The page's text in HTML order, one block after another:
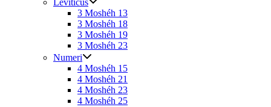
Leviticus
3 Moshéh 13
3 Moshéh 18
3 Moshéh 19
3 Moshéh 23
Numeri
4 Moshéh 15
4 Moshéh 21
4 Moshéh 23
4 Moshéh 25